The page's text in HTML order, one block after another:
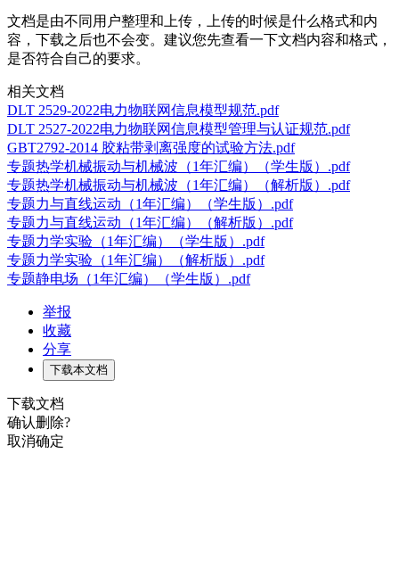
文档是由不同用户整理和上传，上传的时候是什么格式和内
容，下载之后也不会变。建议您先查看一下文档内容和格式，
是否符合自己的要求。
相关文档
DLT 2529-2022电力物联网信息模型规范.pdf
DLT 2527-2022电力物联网信息模型管理与认证规范.pdf
GBT2792-2014 胶粘带剥离强度的试验方法.pdf
专题热学机械振动与机械波（1年汇编）（学生版）.pdf
专题热学机械振动与机械波（1年汇编）（解析版）.pdf
专题力与直线运动（1年汇编）（学生版）.pdf
专题力与直线运动（1年汇编）（解析版）.pdf
专题力学实验（1年汇编）（学生版）.pdf
专题力学实验（1年汇编）（解析版）.pdf
专题静电场（1年汇编）（学生版）.pdf
举报
收藏
分享
下载本文档
下载文档
确认删除?
取消确定